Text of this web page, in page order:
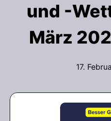
und -
März
17.